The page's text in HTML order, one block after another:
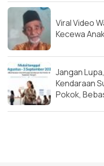
Viral Video
Kecewa
Jangan
Kendaraan
Pokok,